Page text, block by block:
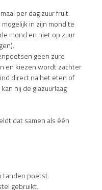
per dag zuur fruit.
in zijn mond te
mond en niet op zuur
geen zure
en kiezen wordt zachter
direct na het eten of
hij de glazuurlaag
dat samen als één
tanden poetst.
gebruikt.